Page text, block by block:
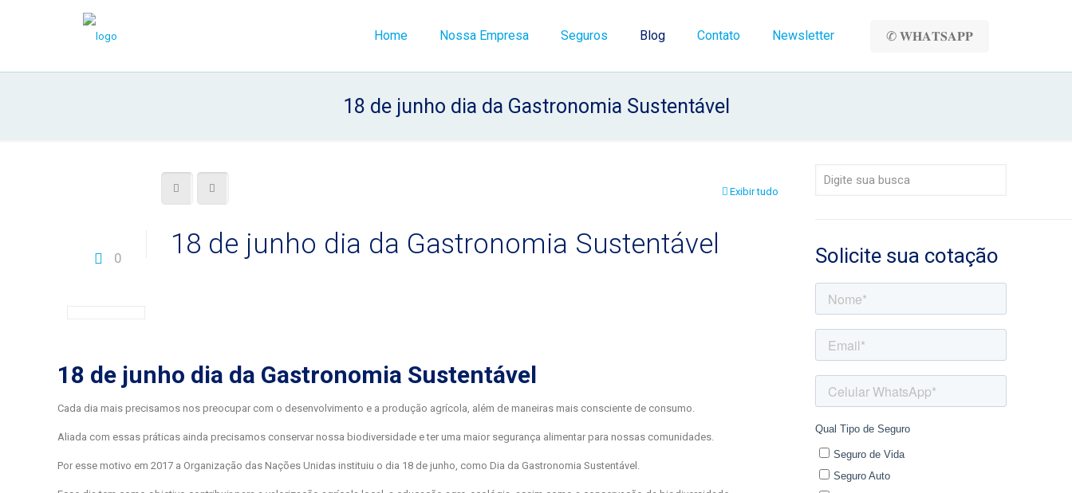
Home Nossa Empresa Seguros Blog Contato Newsletter ✆ 𝐖𝐇𝐀𝐓𝐒𝐀𝐏𝐏
18 de junho dia da Gastronomia Sustentável
Exibir tudo
0 18 de junho dia da Gastronomia Sustentável
18 de junho dia da Gastronomia Sustentável
Cada dia mais precisamos nos preocupar com o desenvolvimento e a produção agrícola, além de maneiras mais consciente de consumo.
Aliada com essas práticas ainda precisamos conservar nossa biodiversidade e ter uma maior segurança alimentar para nossas comunidades.
Por esse motivo em 2017 a Organização das Nações Unidas instituiu o dia 18 de junho, como Dia da Gastronomia Sustentável.
Solicite sua cotação